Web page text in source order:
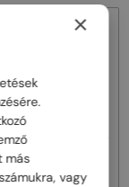
- 52
×
más
vagy